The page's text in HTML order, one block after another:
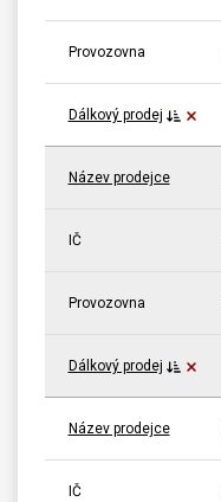
Provozovna
Dálkový prodej
Název prodejce
IČ
Provozovna
Dálkový prodej
Název prodejce
IČ